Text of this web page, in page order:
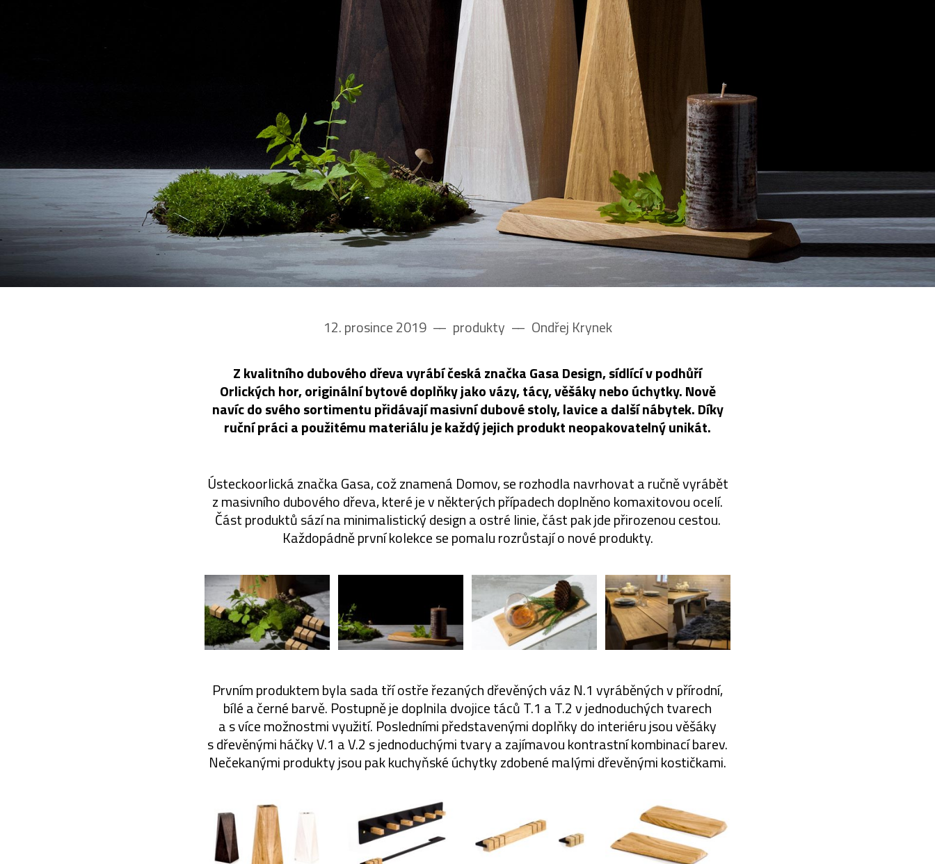
12. prosince 2019 –– produkty –– Ondřej Krynek
Z kvalitního dubového dřeva vyrábí česká značka Gasa Design, sídlící v podhůří
Orlických hor, originální bytové doplňky jako vázy, tácy, věšáky nebo úchytky. Nově
navíc do svého sortimentu přidávají masivní dubové stoly, lavice a další nábytek. Díky
ruční práci a použitému materiálu je každý jejich produkt neopakovatelný unikát.
Ústeckoorlická značka Gasa, což znamená Domov, se rozhodla navrhovat a ručně vyrábět
z masivního dubového dřeva, které je v některých případech doplněno komaxitovou ocelí.
Část produktů sází na minimalistický design a ostré linie, část pak jde přirozenou cestou.
Každopádně první kolekce se pomalu rozrůstají o nové produkty.
Prvním produktem byla sada tří ostře řezaných dřevěných váz N.1 vyráběných v přírodní,
bílé a černé barvě. Postupně je doplnila dvojice táců T.1 a T.2 v jednoduchých tvarech
a s více možnostmi využití. Posledními představenými doplňky do interiéru jsou věšáky
s dřevěnými háčky V.1 a V.2 s jednoduchými tvary a zajímavou kontrastní kombinací barev.
Nečekanými produkty jsou pak kuchyňské úchytky zdobené malými dřevěnými kostičkami.